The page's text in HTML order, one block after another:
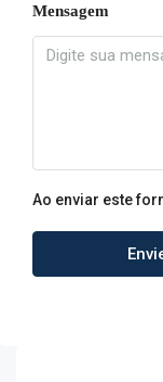
Mensagem
Ao enviar este